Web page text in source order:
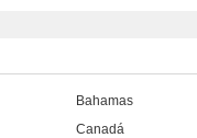
Bahamas
Canadá